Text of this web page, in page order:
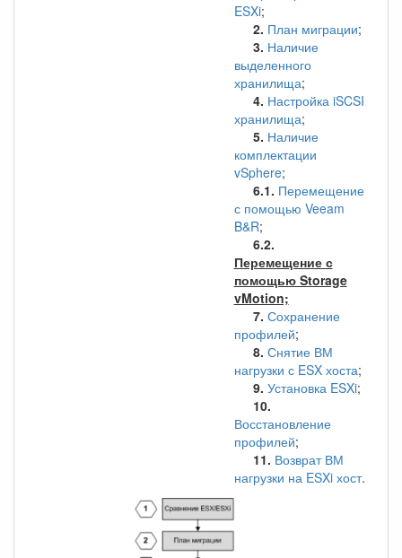
ESXi;
2. План миграции;
3. Наличие
выделенного
хранилища;
4. Настройка iSCSI
хранилища;
5. Наличие
комплектации
vSphere;
6.1. Перемещение
с помощью Veeam
B&R;
6.2.
Перемещение с
помощью Storage
vMotion;
7. Сохранение
профилей;
8. Снятие ВМ
нагрузки с ESX хоста;
9. Установка ESXi;
10.
Восстановление
профилей;
11. Возврат ВМ
нагрузки на ESXi хост.